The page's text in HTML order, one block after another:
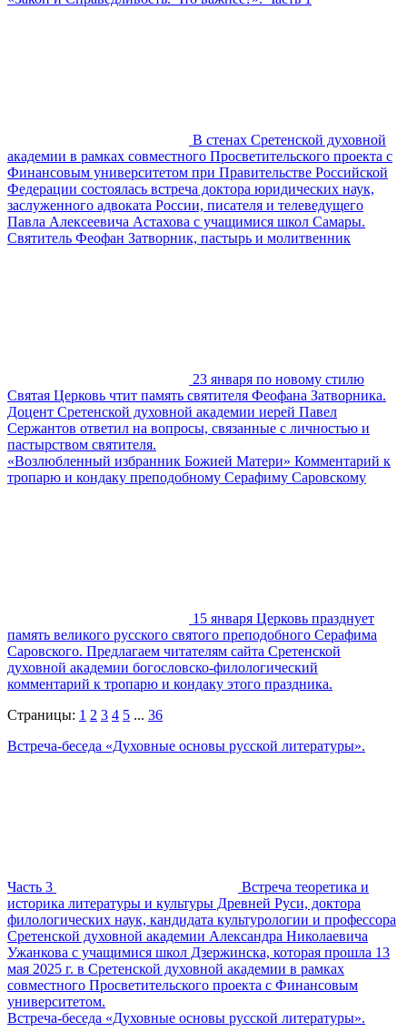
В стенах Сретенской духовной
академии в рамках совместного Просветительского проекта с
Финансовым университетом при Правительстве Российской
Федерации состоялась встреча доктора юридических наук,
заслуженного адвоката России, писателя и телеведущего
Павла Алексеевича Астахова с учащимися школ Самары.
Святитель Феофан Затворник, пастырь и молитвенник
23 января по новому стилю
Святая Церковь чтит память святителя Феофана Затворника.
Доцент Сретенской духовной академии иерей Павел
Сержантов ответил на вопросы, связанные с личностью и
пастырством святителя.
«Возлюбленный избранник Божией Матери» Комментарий к
тропарю и кондаку преподобному Серафиму Саровскому
15 января Церковь празднует
память великого русского святого преподобного Серафима
Саровского. Предлагаем читателям сайта Сретенской
духовной академии богословско-филологический
комментарий к тропарю и кондаку этого праздника.
Страницы: 1 2 3 4 5 ... 36
Встреча-беседа «Духовные основы русской литературы».
Часть 3
Встреча теоретика и
историка литературы и культуры Древней Руси, доктора
филологических наук, кандидата культурологии и профессора
Сретенской духовной академии Александра Николаевича
Ужанкова с учащимися школ Дзержинска, которая прошла 13
мая 2025 г. в Сретенской духовной академии в рамках
совместного Просветительского проекта с Финансовым
университетом.
Встреча-беседа «Духовные основы русской литературы».